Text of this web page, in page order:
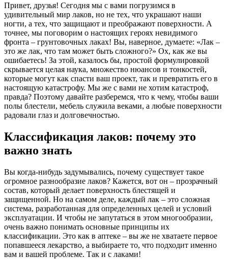
Привет, друзья! Сегодня мы с вами погрузимся в
удивительный мир лаков, но не тех, что украшают наши
ногти, а тех, что защищают и преображают поверхности. А
точнее, мы поговорим о настоящих героях невидимого
фронта – грунтовочных лаках! Вы, наверное, думаете: «Лак –
это же лак, что там может быть сложного?» Ох, как же вы
ошибаетесь! За этой, казалось бы, простой формулировкой
скрывается целая наука, множество нюансов и тонкостей,
которые могут как спасти ваш проект, так и превратить его в
настоящую катастрофу. Мы же с вами не хотим катастроф,
правда? Поэтому давайте разберемся, что к чему, чтобы ваши
полы блестели, мебель служила веками, а любые поверхности
радовали глаз и долговечностью.
Классификация лаков: почему это
важно знать
Вы когда-нибудь задумывались, почему существует такое
огромное разнообразие лаков? Кажется, вот он – прозрачный
состав, который делает поверхность блестящей и
защищенной. Но на самом деле, каждый лак – это сложная
система, разработанная для определенных целей и условий
эксплуатации. И чтобы не запутаться в этом многообразии,
очень важно понимать основные принципы их
классификации. Это как в аптеке – вы же не хватаете первое
попавшееся лекарство, а выбираете то, что подходит именно
вам и вашей проблеме. Так и с лаками!